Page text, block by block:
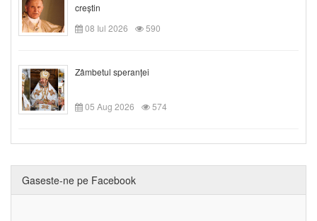
creștin
08 Iul 2026
590
Zâmbetul speranței
05 Aug 2026 574
Gaseste-ne pe Facebook